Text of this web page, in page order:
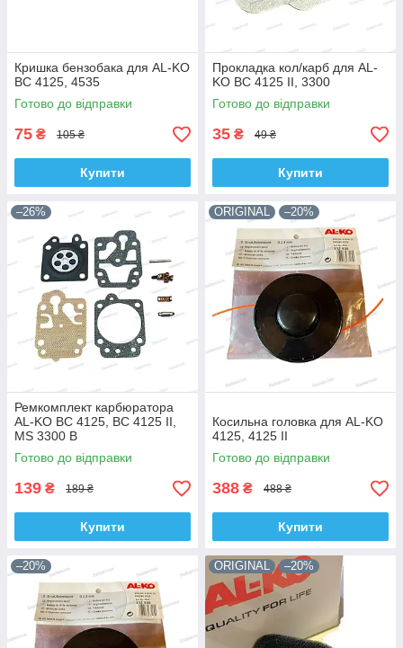
Кришка бензобака для AL-KO
BC 4125, 4535
Готово до відправки
75 ₴ 105 ₴
Купити
Прокладка кол/карб для AL-
KO BC 4125 II, 3300
Готово до відправки
35 ₴ 49 ₴
Купити
–26%
Ремкомплект карбюратора
AL-KO BC 4125, BC 4125 II,
MS 3300 B
Готово до відправки
139 ₴ 189 ₴
Купити
ORIGINAL –20%
Косильна головка для AL-KO
4125, 4125 II
Готово до відправки
388 ₴ 488 ₴
Купити
–20% ORIGINAL –20%